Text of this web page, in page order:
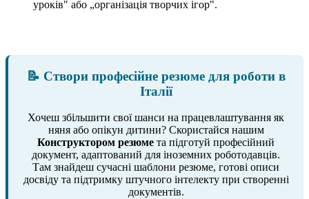
уроків" або „організація творчих ігор".
📝 Створи професійне резюме для роботи в
Італії
Хочеш збільшити свої шанси на працевлаштування як
няня або опікун дитини? Скористайся нашим
Конструктором резюме та підготуй професійний
документ, адаптований для іноземних роботодавців.
Там знайдеш сучасні шаблони резюме, готові описи
досвіду та підтримку штучного інтелекту при створенні
документів.